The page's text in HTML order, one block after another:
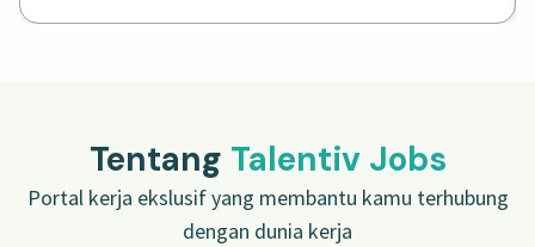
Tentang Talentiv Jobs
Portal kerja ekslusif yang membantu kamu terhubung
dengan dunia kerja